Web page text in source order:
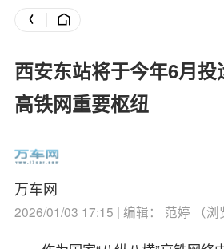
西安东站将于今年6月
高铁网重要枢纽
万车网
2026/01/03 17:15 | 编辑： 范婷 （浏